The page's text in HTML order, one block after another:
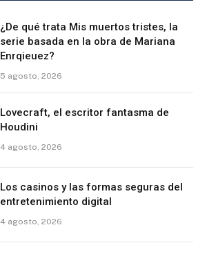
¿De qué trata Mis muertos tristes, la
serie basada en la obra de Mariana
Enrqieuez?
5 agosto, 2026
Lovecraft, el escritor fantasma de
Houdini
4 agosto, 2026
Los casinos y las formas seguras del
entretenimiento digital
4 agosto, 2026